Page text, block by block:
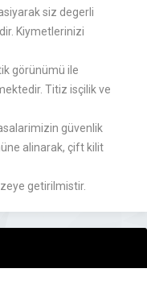
siz degerli
Kiymetlerinizi
görünümü ile
Titiz isçilik ve
güvenlik
alinarak, çift kilit
getirilmistir.